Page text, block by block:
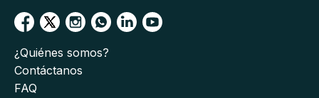
¿Quiénes somos?
Contáctanos
FAQ